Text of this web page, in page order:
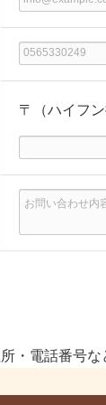
〒（ハイフン
・電話番号